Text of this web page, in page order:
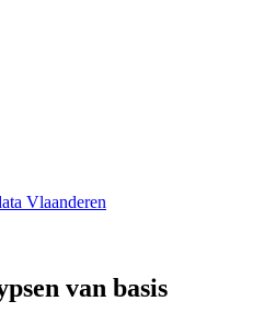
Vlaanderen
van basis